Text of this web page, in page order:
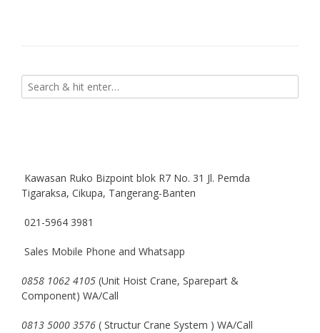
Kawasan Ruko Bizpoint blok R7 No. 31 Jl. Pemda
Tigaraksa, Cikupa, Tangerang-Banten
021-5964 3981
Sales Mobile Phone and Whatsapp
0858 1062 4105 (Unit Hoist Crane, Sparepart &
Component) WA/Call
0813 5000 3576 ( Structur Crane System ) WA/Call